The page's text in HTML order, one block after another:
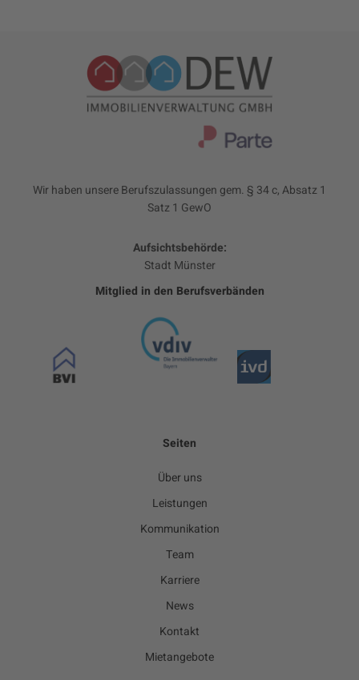
Wir haben unsere Berufszulassungen gem. § 34 c, Absatz 1
Satz 1 GewO
Aufsichtsbehörde:
Stadt Münster
Mitglied in den Berufsverbänden
Seiten
Über uns
Leistungen
Kommunikation
Team
Karriere
News
Kontakt
Mietangebote